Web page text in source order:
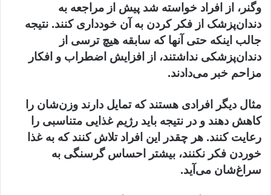
وگنر، از افراد خواسته شد پیش از مراجعه به
دندان‌پزشک از فکر کردن به آن خودداری کنند. نتیجه
جالب اینکه حتی آنها که سابقه هیچ‌ ترسی از
دندان‌پزشکی نداشتند، از افزایش اضطراب و افکار
مزاحم خبر می‌دادند.
مثال دیگر افرادی هستند که تمایل دارند وزن‌شان را
کاهش دهند و در نتیجه باید رژیم غذایی متناسبی را
رعایت کنند. هر چقدر این افراد تلاش کنند که به غذا
خوردن فکر نکنند، بیشتر احساس گرسنگی به
سراغ‌شان می‌آید.